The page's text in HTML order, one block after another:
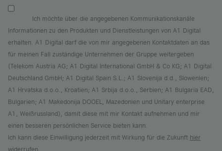
Ich möchte über die angegebenen Kommunikationskanäle
Informationen zu den Produkten und Dienstleistungen von A1 Digital
erhalten. A1 Digital darf die von mir angegebenen Kontaktdaten an das
für meinen Fall zuständige Unternehmen der Gruppe weitergeben
(Telekom Austria AG; A1 Digital International GmbH & Co KG; A1 Digital
Deutschland GmbH; A1 Digital Spain S.L.; A1 Slovenija d.d., Slowenien;
A1 Hrvatska d.o.o., Kroatien; A1 Srbija d.o.o., Serbien; A1 Bulgaria EAD,
Bulgarien; A1 Makedonija DOOEL, Mazedonien und Unitary enterprise
A1, Weißrussland), damit diese mit mir Kontakt aufnehmen und mir
einen besseren persönlichen Service bieten kann.
Ich kann diese Einwilligung jederzeit mit Wirkung für die Zukunft hier
widerrufen.